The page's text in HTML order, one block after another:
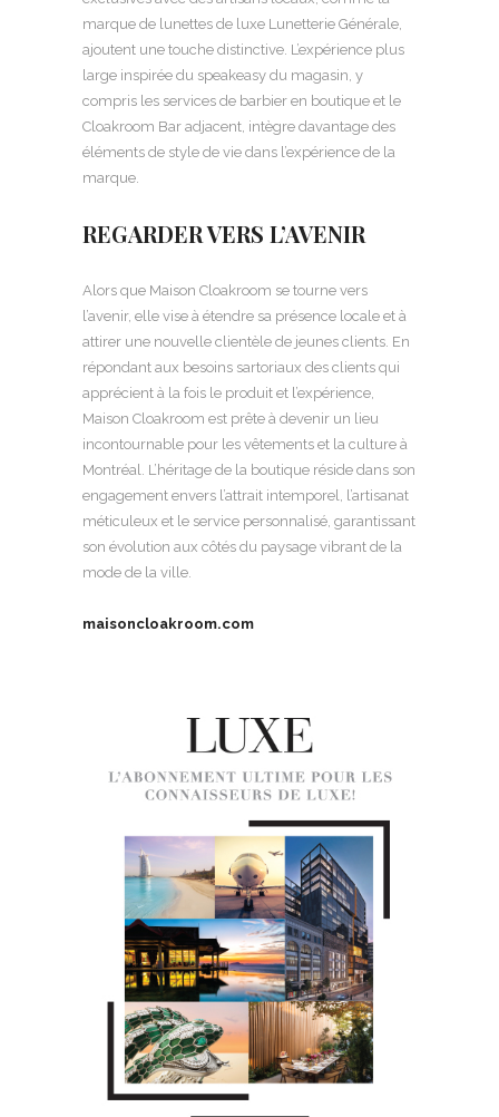
marque de lunettes de luxe Lunetterie Générale,
ajoutent une touche distinctive. L’expérience plus
large inspirée du speakeasy du magasin, y
compris les services de barbier en boutique et le
Cloakroom Bar adjacent, intègre davantage des
éléments de style de vie dans l’expérience de la
marque.
REGARDER VERS L’AVENIR
Alors que Maison Cloakroom se tourne vers
l’avenir, elle vise à étendre sa présence locale et à
attirer une nouvelle clientèle de jeunes clients. En
répondant aux besoins sartoriaux des clients qui
apprécient à la fois le produit et l’expérience,
Maison Cloakroom est prête à devenir un lieu
incontournable pour les vêtements et la culture à
Montréal. L’héritage de la boutique réside dans son
engagement envers l’attrait intemporel, l’artisanat
méticuleux et le service personnalisé, garantissant
son évolution aux côtés du paysage vibrant de la
mode de la ville.
maisoncloakroom.com